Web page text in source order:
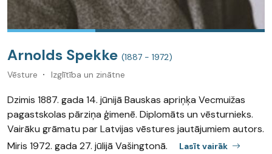
Arnolds Spekke (1887 - 1972)
Vēsture
Izglītība un zinātne
Dzimis 1887. gada 14. jūnijā Bauskas apriņķa Vecmuižas
pagastskolas pārziņa ģimenē. Diplomāts un vēsturnieks.
Vairāku grāmatu par Latvijas vēstures jautājumiem autors.
Miris 1972. gada 27. jūlijā Vašingtonā.
Lasīt vairāk